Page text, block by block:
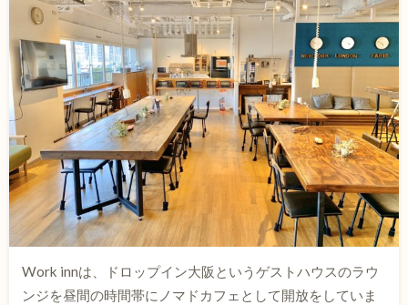
Work innは、ドロップイン大阪というゲストハウスのラウ
ンジを昼間の時間帯にノマドカフェとして開放をしていま